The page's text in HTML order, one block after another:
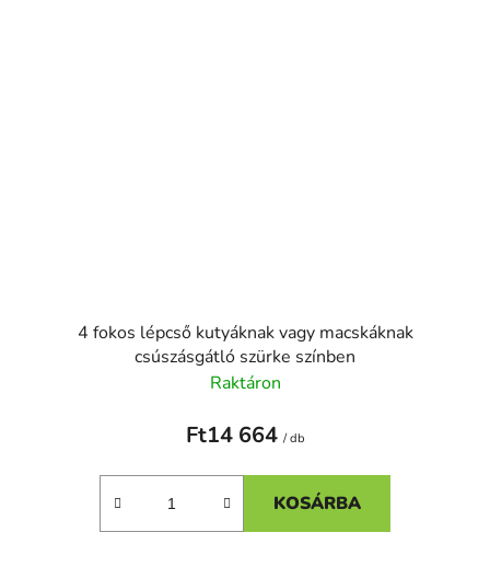
4 fokos lépcső kutyáknak vagy macskáknak
csúszásgátló szürke színben
Raktáron
Ft14 664 / db
KOSÁRBA